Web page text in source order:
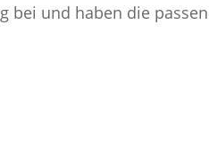
bei und haben die